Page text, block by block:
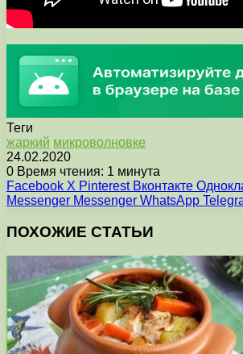
Теги
жаркий микроволновке
24.02.2020
0 Время чтения: 1 минута
Facebook X Pinterest Вконтакте
Messenger Messenger WhatsApp
ПОХОЖИЕ СТАТЬИ